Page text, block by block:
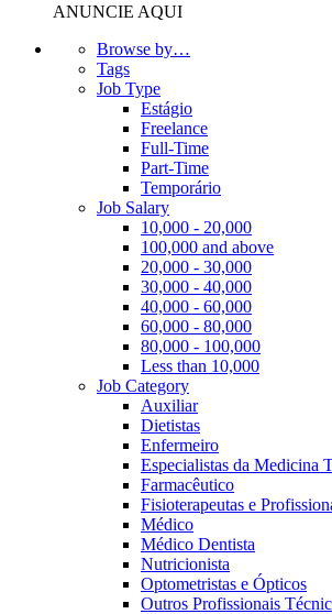
ANUNCIE AQUI
Browse by…
Tags
Job Type
Estágio
Freelance
Full-Time
Part-Time
Temporário
Job Salary
10,000 - 20,000
100,000 and above
20,000 - 30,000
30,000 - 40,000
40,000 - 60,000
60,000 - 80,000
80,000 - 100,000
Less than 10,000
Job Category
Auxiliar
Dietistas
Enfermeiro
Especialistas da Medicina
Farmacêutico
Fisioterapeutas e
Médico
Médico Dentista
Nutricionista
Optometristas e Ópticos
Outros Profissionais